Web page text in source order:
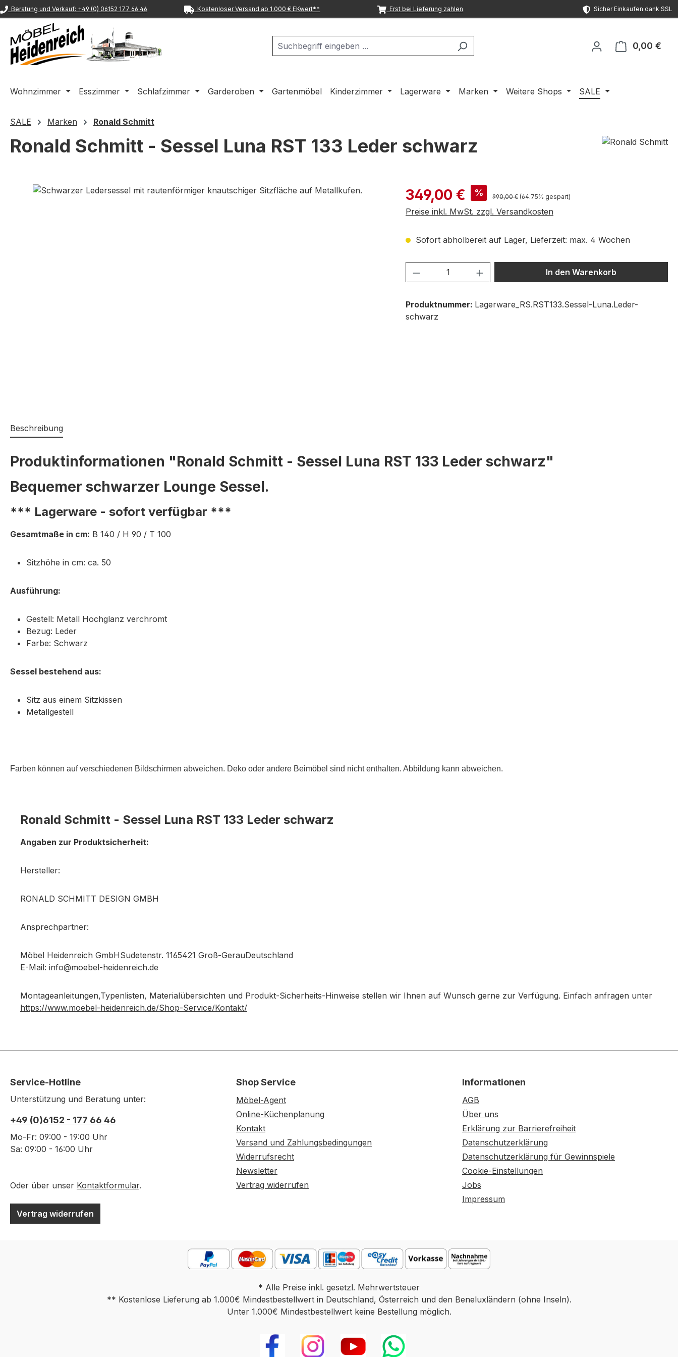
Hauptinhalt springen
Zur Suche springen
Zur Hauptnavigation springen
Beratung und Verkauf: +49 (0) 06152 177 66 46 Kostenloser Versand ab 1.000 € EKwert** Erst bei Lieferung zahlen Sicher Einkaufen dank SSL
0,00 €
Wohnzimmer Esszimmer Schlafzimmer Garderoben Gartenmöbel Kinderzimmer Lagerware Marken Weitere Shops SALE
SALE Marken Ronald Schmitt
Ronald Schmitt - Sessel Luna RST 133 Leder schwarz
Bildergalerie überspringen Verkaufspreis:
349,00 € % Regulärer Preis:
990,00 € (64.75% gespart)
Preise inkl. MwSt. zzgl. Versandkosten
Sofort abholbereit auf Lager, Lieferzeit: max. 4 Wochen
Produkt Anzahl: Gib den gewünschten Wert
In den Warenkorb
Produktnummer: Lagerware_RS.RST133.Sessel-Luna.Leder-
schwarz
Beschreibung
Produktinformationen "Ronald Schmitt - Sessel Luna RST 133 Leder schwarz"
Bequemer schwarzer Lounge Sessel.
*** Lagerware - sofort verfügbar ***
Gesamtmaße in cm: B 140 / H 90 / T 100
Sitzhöhe in cm: ca. 50
Ausführung:
Gestell: Metall Hochglanz verchromt
Bezug: Leder
Farbe: Schwarz
Sessel bestehend aus:
Sitz aus einem Sitzkissen
Metallgestell
Farben können auf verschiedenen Bildschirmen abweichen. Deko oder andere Beimöbel sind nicht enthalten. Abbildung kann abweichen.
Ronald Schmitt - Sessel Luna RST 133 Leder schwarz
Angaben zur Produktsicherheit:
Hersteller:
RONALD SCHMITT DESIGN GMBH
Ansprechpartner:
Möbel Heidenreich GmbHSudetenstr. 1165421 Groß-GerauDeutschland
E-Mail: info@moebel-heidenreich.de
Montageanleitungen,Typenlisten, Materialübersichten und Produkt-Sicherheits-Hinweise stellen wir Ihnen auf Wunsch gerne zur Verfügung. Einfach anfragen unter
https://www.moebel-heidenreich.de/Shop-Service/Kontakt/
Service-Hotline
Unterstützung und Beratung unter:
+49 (0)6152 - 177 66 46
Mo-Fr: 09:00 - 19:00 Uhr
Sa: 09:00 - 16:00 Uhr
Oder über unser Kontaktformular.
Vertrag widerrufen
Shop Service
Möbel-Agent
Online-Küchenplanung
Kontakt
Versand und Zahlungsbedingungen
Widerrufsrecht
Newsletter
Vertrag widerrufen
Informationen
AGB
Über uns
Erklärung zur Barrierefreiheit
Datenschutzerklärung
Datenschutzerklärung für Gewinnspiele
Cookie-Einstellungen
Jobs
Impressum
* Alle Preise inkl. gesetzl. Mehrwertsteuer
** Kostenlose Lieferung ab 1.000€ Mindestbestellwert in Deutschland, Österreich und den Beneluxländern (ohne Inseln).
Unter 1.000€ Mindestbestellwert keine Bestellung möglich.